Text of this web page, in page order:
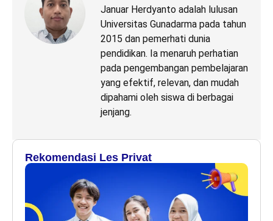
Januar Herdyanto adalah lulusan
Universitas Gunadarma pada tahun
2015 dan pemerhati dunia
pendidikan. Ia menaruh perhatian
pada pengembangan pembelajaran
yang efektif, relevan, dan mudah
dipahami oleh siswa di berbagai
jenjang.
Rekomendasi Les Privat